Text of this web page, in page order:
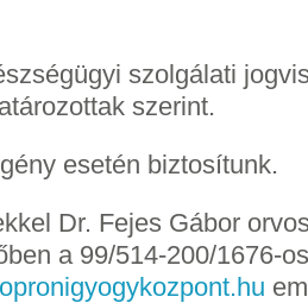
szolgálati
szerint.
esetén biztosítunk.
Dr. Fejes Gábor
a 99/514-200/1676-